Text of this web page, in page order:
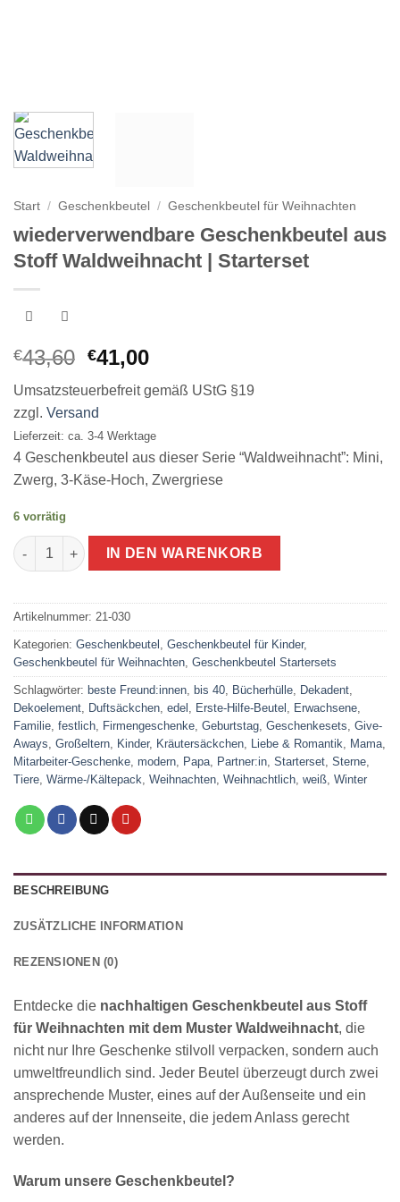
Start / Geschenkbeutel / Geschenkbeutel für Weihnachten
wiederverwendbare Geschenkbeutel aus
Stoff Waldweihnacht | Starterset
€43,60 Ursprünglicher
war:
€43,60
€41,00Aktueller
ist:
Umsatzsteuerbefreit gemäß UStG §19
zzgl. Versand
Lieferzeit: ca. 3-4 Werktage
4 Geschenkbeutel aus dieser Serie “Waldweihnacht”: Mini,
Zwerg, 3-Käse-Hoch, Zwergriese
6 vorrätig
wiederverwendbare Geschenkbeutel aus Stoff Waldweihnacht
IN DEN WARENKORB
Artikelnummer: 21-030
Kategorien: Geschenkbeutel , Geschenkbeutel für Kinder,
Geschenkbeutel für Weihnachten, Geschenkbeutel Startersets
Schlagwörter: beste Freund:innen, bis 40, Bücherhülle, Dekadent,
Dekoelement, Duftsäckchen, edel , Erste-Hilfe-Beutel , Erwachsene,
Familie, festlich, Firmengeschenke, Geburtstag, Geschenkesets, Give-
Aways, Großeltern, Kinder, Kräutersäckchen, Liebe & Romantik, Mama,
Mitarbeiter-Geschenke, modern, Papa, Partner:in, Starterset, Sterne,
Tiere, Wärme-/Kältepack, Weihnachten, Weihnachtlich, weiß, Winter
BESCHREIBUNG
ZUSÄTZLICHE INFORMATION
REZENSIONEN (0)
Entdecke die nachhaltigen Geschenkbeutel aus Stoff
für Weihnachten mit dem Muster Waldweihnacht, die
nicht nur Ihre Geschenke stilvoll verpacken, sondern auch
umweltfreundlich sind. Jeder Beutel überzeugt durch zwei
ansprechende Muster, eines auf der Außenseite und ein
anderes auf der Innenseite, die jedem Anlass gerecht
werden.
Warum unsere Geschenkbeutel?